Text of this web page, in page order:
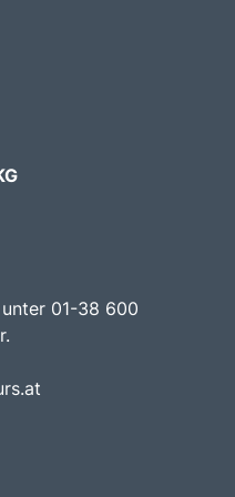
01-38 600